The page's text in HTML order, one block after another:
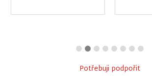
Potřebuji podpořit